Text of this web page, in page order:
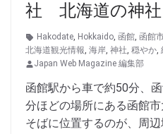
社 北海道の神社
Hakodate, Hokkaido, 函館, 函館
北海道観光情報, 海岸, 神社, 穏やか,
Japan Web Magazine 編集部
函館駅から車で約50分、
分ほどの場所にある函館
そばに位置するのが、周